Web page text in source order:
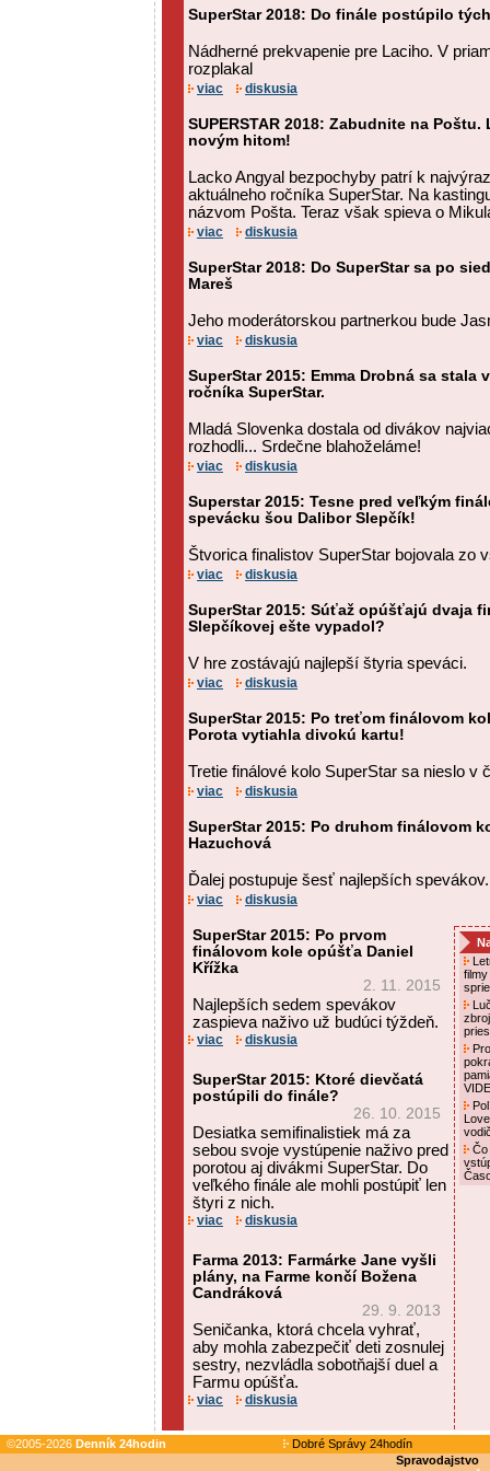
SuperStar 2018: Do finále postúpilo
Nádherné prekvapenie pre Laciho. V
rozplakal
viac diskusia
SUPERSTAR 2018: Zabudnite na
novým hitom!
Lacko Angyal bezpochyby patrí k
aktuálneho ročníka SuperStar. Na
názvom Pošta. Teraz však spieva o
viac diskusia
SuperStar 2018: Do SuperStar sa po
Mareš
Jeho moderátorskou partnerkou bude
viac diskusia
SuperStar 2015: Emma Drobná sa stala
ročníka SuperStar.
Mladá Slovenka dostala od divákov
rozhodli... Srdečne blahoželáme!
viac diskusia
Superstar 2015: Tesne pred veľkým
spevácku šou Dalibor Slepčík!
Štvorica finalistov SuperStar bojovala zo
viac diskusia
SuperStar 2015: Súťaž opúšťajú dvaja
Slepčíkovej ešte vypadol?
V hre zostávajú najlepší štyria speváci.
viac diskusia
SuperStar 2015: Po treťom finálovom
Porota vytiahla divokú kartu!
Tretie finálové kolo SuperStar sa nieslo v
viac diskusia
SuperStar 2015: Po druhom finálovom
Hazuchová
Ďalej postupuje šesť najlepších spevákov.
viac diskusia
SuperStar 2015: Po prvom
finálovom kole opúšťa Daniel
Křížka
2. 11. 2015
Najlepších sedem spevákov
zaspieva naživo už budúci týždeň.
viac diskusia
SuperStar 2015: Ktoré dievčatá
postúpili do finále?
26. 10. 2015
Desiatka semifinalistiek má za
sebou svoje vystúpenie naživo pred
porotou aj divákmi SuperStar. Do
veľkého finále ale mohli postúpiť len
štyri z nich.
viac diskusia
Farma 2013: Farmárke Jane vyšli
plány, na Farme končí Božena
Candráková
29. 9. 2013
Seničanka, ktorá chcela vyhrať,
aby mohla zabezpečiť deti zosnulej
sestry, nezvládla sobotňajší duel a
Farmu opúšťa.
viac diskusia
Čo
©2005-2026 Denník 24hodin
Dobré Správy 24hodín
Spravodajstvo